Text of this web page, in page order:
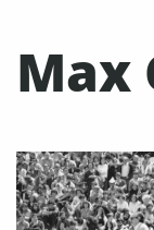
Max